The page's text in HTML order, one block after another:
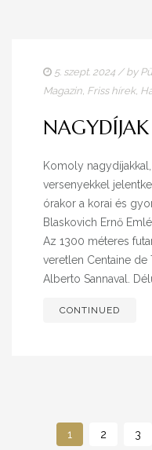
5. szept. 2024 / by
Magazin, Friss hírek,
Komoly
versenyekkel
órakor a korai és
Blaskovich Ernő
Az 1300 méteres
veretlen Centaine
Alberto Sannaval.
CONTINUED
1 2 3